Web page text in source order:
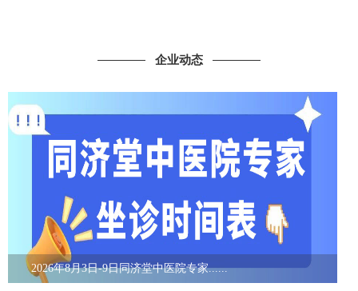
企业动态
2026年8月3日-9日同济堂中医院专家......